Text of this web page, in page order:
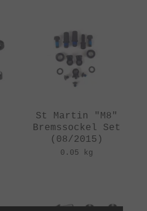
St Martin "M8"
Bremssockel Set
(08/2015)
0.05 kg